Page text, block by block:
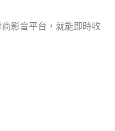
影音平台，就能即時收